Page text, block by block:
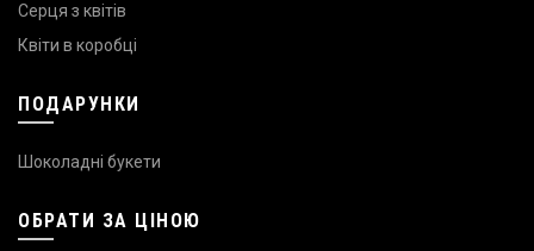
Серця з квітів
Квіти в коробці
ПОДАРУНКИ
Шоколадні букети
ОБРАТИ ЗА ЦІНОЮ